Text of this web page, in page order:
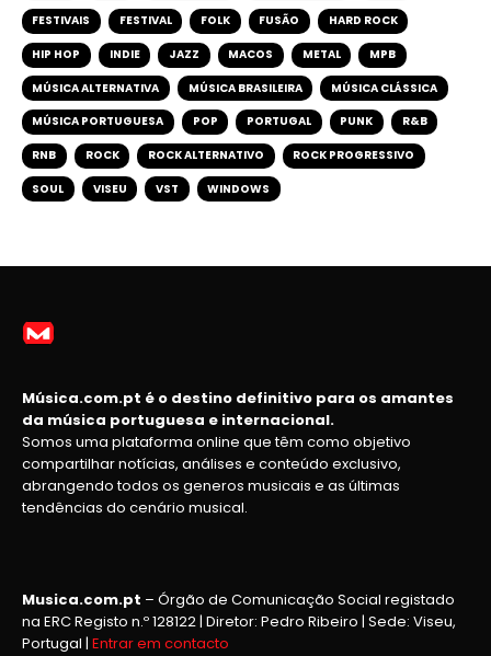
FESTIVAIS FESTIVAL FOLK FUSÃO HARD ROCK
HIP HOP INDIE JAZZ MACOS METAL MPB
MÚSICA ALTERNATIVA MÚSICA BRASILEIRA MÚSICA CLÁSSICA
MÚSICA PORTUGUESA POP PORTUGAL PUNK R&B
RNB ROCK ROCK ALTERNATIVO ROCK PROGRESSIVO
SOUL VISEU VST WINDOWS
Música.com.pt é o destino definitivo para os amantes
da música portuguesa e internacional.
Somos uma plataforma online que têm como objetivo
compartilhar notícias, análises e conteúdo exclusivo,
abrangendo todos os generos musicais e as últimas
tendências do cenário musical.
Musica.com.pt – Órgão de Comunicação Social registado
na ERC Registo n.º 128122 | Diretor: Pedro Ribeiro | Sede: Viseu,
Portugal | Entrar em contacto